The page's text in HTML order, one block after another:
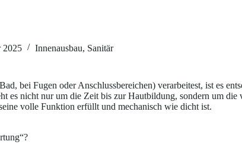
2025 Innenausbau, Sanitär
bei Fugen oder Anschlussbereichen) verarbeitest, ist es
es nicht nur um die Zeit bis zur Hautbildung, sondern um die
volle Funktion erfüllt und mechanisch wie dicht ist.